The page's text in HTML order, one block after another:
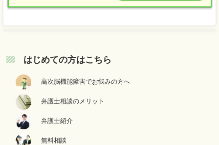
はじめての方はこちら
高次脳機能障害でお悩みの方へ
弁護士相談のメリット
弁護士紹介
無料相談